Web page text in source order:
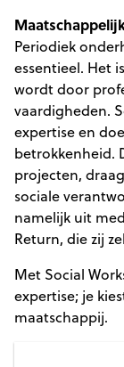
Periodiek
essentieel. Het
wordt door
vaardigheden.
expertise en
betrokkenheid.
projecten,
sociale
namelijk uit
Return, die zij
Met Social
expertise; je
maatschappij.